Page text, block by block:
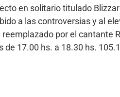
en solitario titulado
a las controversias y al
por el cantante
17.00 hs. a 18.30 hs.